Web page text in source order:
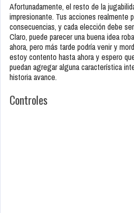
Afortunadamente, el resto de la
impresionante. Tus acciones realmente
consecuencias, y cada elección debe
Claro, puede parecer una buena idea
ahora, pero más tarde podría venir y
estoy contento hasta ahora y espero
puedan agregar alguna característica
historia avance.
Controles